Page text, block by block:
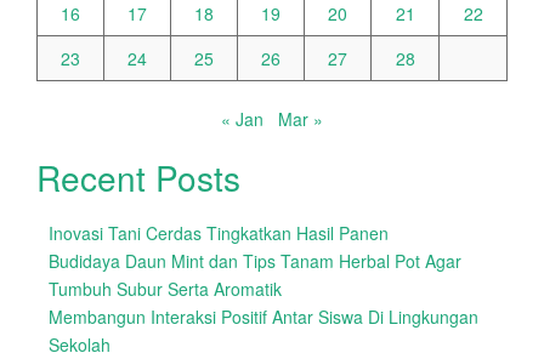
16
17 18 19 20 21
22
23
24 25 26 27 28
« Jan Mar »
Recent Posts
Inovasi Tani Cerdas Tingkatkan Hasil Panen
Budidaya Daun Mint dan Tips Tanam Herbal Pot Agar
Tumbuh Subur Serta Aromatik
Membangun Interaksi Positif Antar Siswa Di Lingkungan
Sekolah